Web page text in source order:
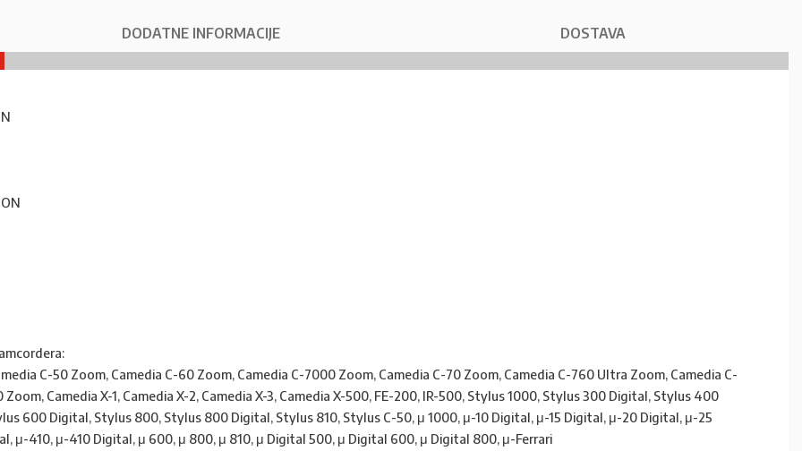
DODATNE INFORMACIJE DOSTAVA
C-50 Zoom, Camedia C-60 Zoom, Camedia C-7000 Zoom, Camedia C-70 Zoom, Camedia C-760 Ultra Zoom, Camedia C-
Camedia X-1, Camedia X-2, Camedia X-3, Camedia X-500, FE-200, IR-500, Stylus 1000, Stylus 300 Digital, Stylus 400
600 Digital, Stylus 800, Stylus 800 Digital, Stylus 810, Stylus C-50, μ 1000, μ-10 Digital, μ-15 Digital, μ-20 Digital, μ-25
410, μ-410 Digital, μ 600, μ 800, μ 810, μ Digital 500, μ Digital 600, μ Digital 800, μ-Ferrari